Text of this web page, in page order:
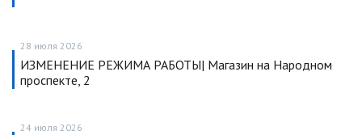
28 июля 2026
ИЗМЕНЕНИЕ РЕЖИМА РАБОТЫ| Магазин на Народном
проспекте, 2
24 июля 2026